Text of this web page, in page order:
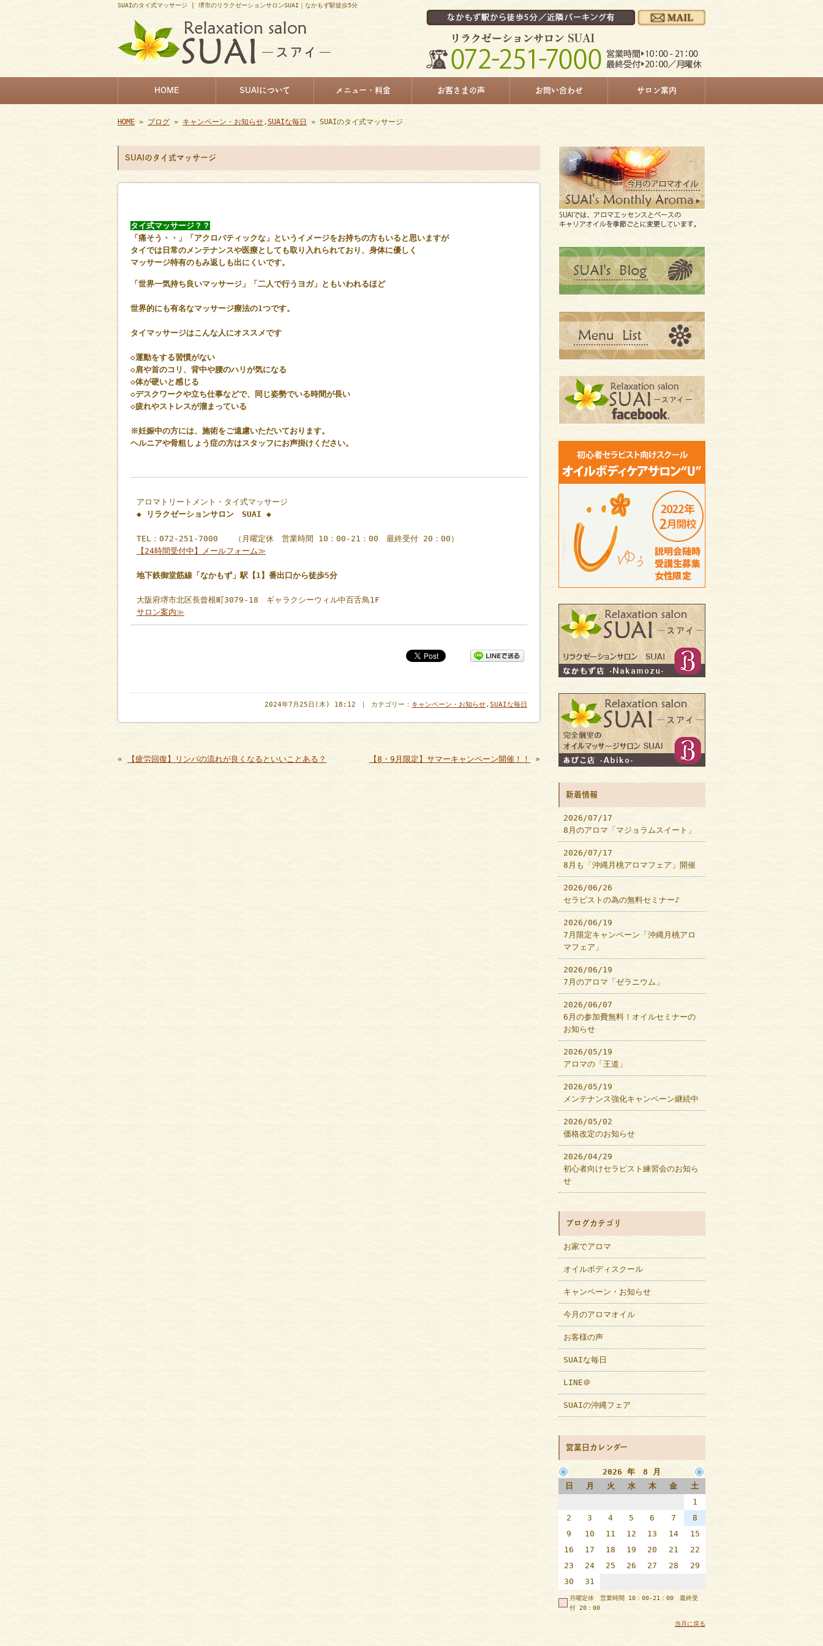
SUAIのタイ式マッサージ | 堺市のリラクゼーションサロンSUAI｜なかもず駅徒歩5分
HOME SUAIについて メニュー・料金 お客さまの声 お問い合わせ サロン案内
HOME »ブログ » キャンペーン・お知らせ,SUAIな毎日 » SUAIのタイ式マッサージ
SUAIのタイ式マッサージ
タイ式マッサージ？？
「痛そう・・」「アクロバティックな」というイメージをお持ちの方もいると思いますが
タイでは日常のメンテナンスや医療としても取り入れられており、身体に優しく
マッサージ特有のもみ返しも出にくいです。
「世界一気持ち良いマッサージ」「二人で行うヨガ」ともいわれるほど
世界的にも有名なマッサージ療法の1つです。
タイマッサージはこんな人にオススメです
◇運動をする習慣がない
◇肩や首のコリ、背中や腰のハリが気になる
◇体が硬いと感じる
◇デスクワークや立ち仕事などで、同じ姿勢でいる時間が長い
◇疲れやストレスが溜まっている
※妊娠中の方には、施術をご遠慮いただいております。
ヘルニアや骨粗しょう症の方はスタッフにお声掛けください。
アロマトリートメント・タイ式マッサージ
◆ リラクゼーションサロン SUAI ◆
TEL：072-251-7000 （月曜定休 営業時間 10：00-21：00 最終受付 20：00）
【24時間受付中】メールフォーム≫
地下鉄御堂筋線「なかもず」駅【1】番出口から徒歩5分
大阪府堺市北区長曾根町3079-18 ギャラクシーウィル中百舌鳥1F
サロン案内≫
2024年7月25日(木) 18:12 ｜ カテゴリー： キャンペーン・お知らせ, SUAIな毎日
« 【疲労回復】リンパの流れが良くなるといいことある？ 【8・9月限定】サマーキャンペーン開催！！ »
新着情報
2026/07/17
8月のアロマ「マジョラムスイート」
2026/07/17
8月も「沖縄月桃アロマフェア」開催
2026/06/26
セラピストの為の無料セミナー♪
2026/06/19
7月限定キャンペーン「沖縄月桃アロ
マフェア」
2026/06/19
7月のアロマ「ゼラニウム」
2026/06/07
6月の参加費無料！オイルセミナーの
お知らせ
2026/05/19
アロマの「王道」
2026/05/19
メンテナンス強化キャンペーン継続中
2026/05/02
価格改定のお知らせ
2026/04/29
初心者向けセラピスト練習会のお知ら
せ
ブログカテゴリ
お家でアロマ
オイルボディスクール
キャンペーン・お知らせ
今月のアロマオイル
お客様の声
SUAIな毎日
LINE＠
SUAIの沖縄フェア
営業日カレンダー
2026 年 8 月
日
月 火 水 木 金
土
1
2
3 4 5 6 7
8
9
10 11 12 13 14
15
16
17 18 19 20 21
22
23
24 25 26 27 28
29
30
31
月曜定休 営業時間 10：00-21：00 最終受
付 20：00
当月に戻る